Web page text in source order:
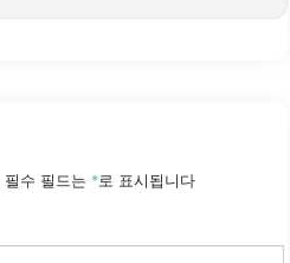
필수 필드는 *로 표시됩니다